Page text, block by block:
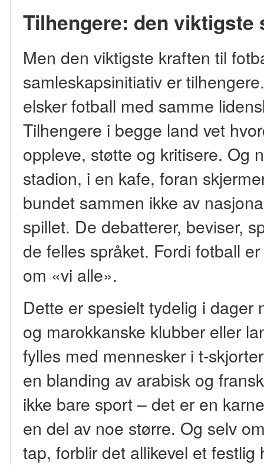
Tilhengere: den
Men den viktigste kraften til
samleskapsinitiativ er
elsker fotball med samme
Tilhengere i begge land vet
oppleve, støtte og kritisere. Og
stadion, i en kafe, foran
bundet sammen ikke av
spillet. De debatterer, beviser,
de felles språket. Fordi fotball
om «vi alle».
Dette er spesielt tydelig i dager
og marokkanske klubber eller
fylles med mennesker i t-
en blanding av arabisk og
ikke bare sport – det er en
en del av noe større. Og selv
tap, forblir det allikevel et festlig